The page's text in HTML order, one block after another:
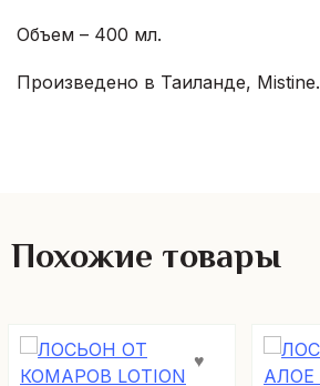
Объем – 400 мл.
Произведено в Таиланде, Mistine.
Похожие товары